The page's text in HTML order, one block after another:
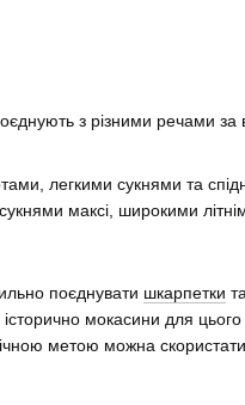
з різними речами за
легкими сукнями та
максі, широкими
поєднувати шкарпетки
історично мокасини для
метою можна